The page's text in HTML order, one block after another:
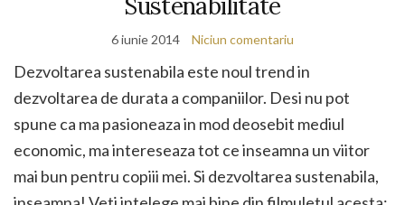
6 iunie 2014 Niciun comentariu
Dezvoltarea sustenabila este noul trend in
dezvoltarea de durata a companiilor. Desi nu pot
spune ca ma pasioneaza in mod deosebit mediul
economic, ma intereseaza tot ce inseamna un viitor
mai bun pentru copiii mei. Si dezvoltarea sustenabila,